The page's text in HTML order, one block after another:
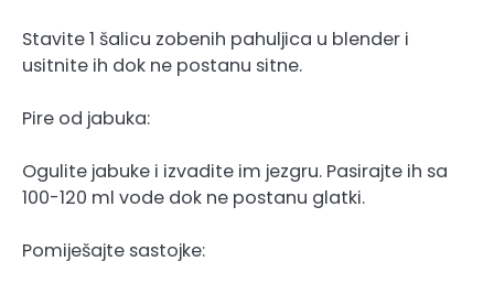
Stavite 1 šalicu zobenih pahuljica u blender i
usitnite ih dok ne postanu sitne.
Pire od jabuka:
Ogulite jabuke i izvadite im jezgru. Pasirajte ih sa
100-120 ml vode dok ne postanu glatki.
Pomiješajte sastojke: